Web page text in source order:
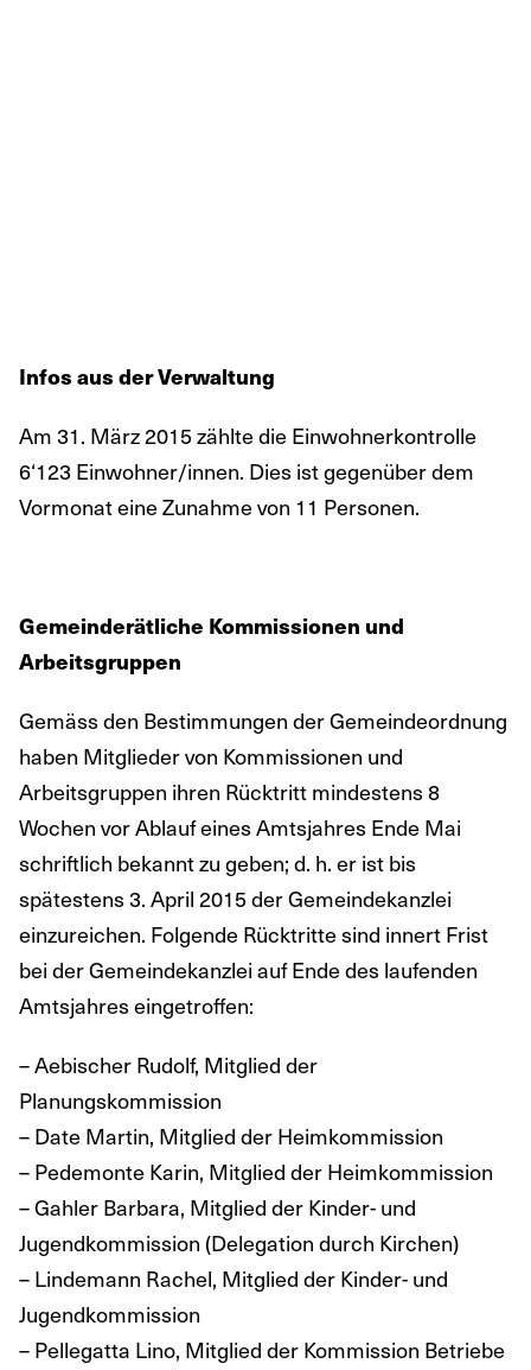
Infos aus der Verwaltung
Am 31. März 2015 zählte die Einwohnerkontrolle
6‘123 Einwohner/innen. Dies ist gegenüber dem
Vormonat eine Zunahme von 11 Personen.
Gemeinderätliche Kommissionen und
Arbeitsgruppen
Gemäss den Bestimmungen der Gemeindeordnung
haben Mitglieder von Kommissionen und
Arbeitsgruppen ihren Rücktritt mindestens 8
Wochen vor Ablauf eines Amtsjahres Ende Mai
schriftlich bekannt zu geben; d. h. er ist bis
spätestens 3. April 2015 der Gemeindekanzlei
einzureichen. Folgende Rücktritte sind innert Frist
bei der Gemeindekanzlei auf Ende des laufenden
Amtsjahres eingetroffen:
– Aebischer Rudolf, Mitglied der
Planungskommission
– Date Martin, Mitglied der Heimkommission
– Pedemonte Karin, Mitglied der Heimkommission
– Gahler Barbara, Mitglied der Kinder- und
Jugendkommission (Delegation durch Kirchen)
– Lindemann Rachel, Mitglied der Kinder- und
Jugendkommission
– Pellegatta Lino, Mitglied der Kommission Betriebe